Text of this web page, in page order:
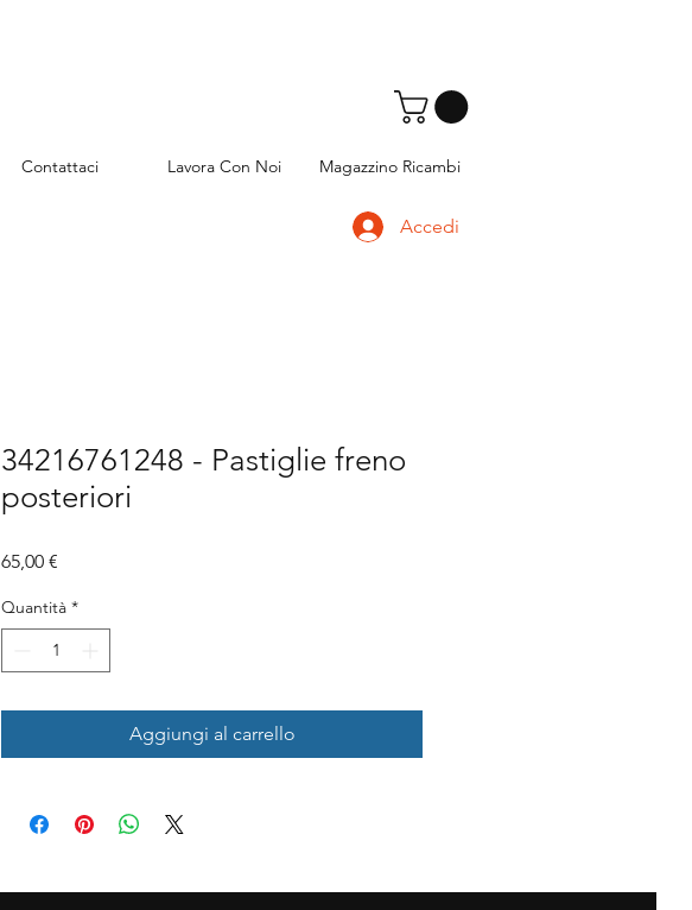
Contattaci Lavora Con Noi Magazzino Ricambi
Accedi
34216761248 - Pastiglie freno
posteriori
65,00 €
Quantità *
Aggiungi al carrello